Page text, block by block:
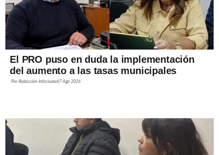
El PRO puso en duda la implementación
del aumento a las tasas municipales
PorRedacción Infociudad 7 Ago 2026